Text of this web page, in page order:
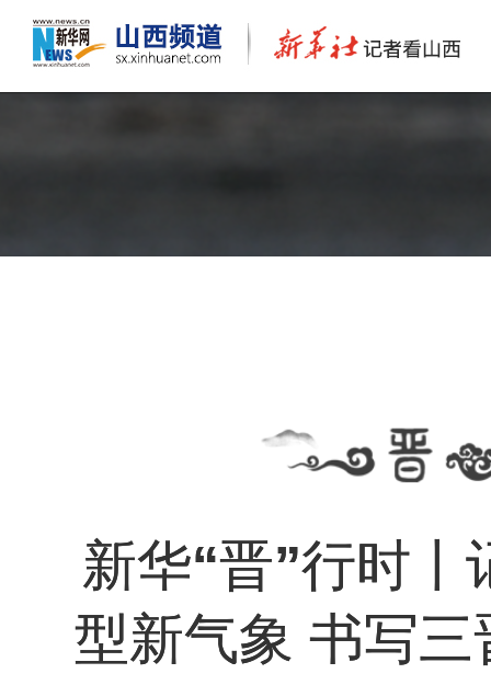
新华“晋”行时
故事
新华“晋”行时丨
型新气象 书写